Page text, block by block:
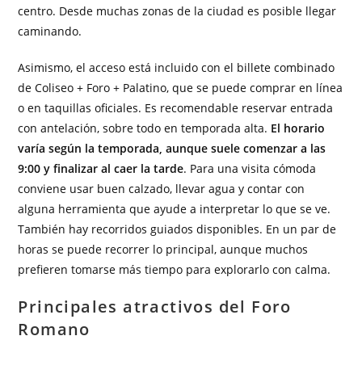
centro. Desde muchas zonas de la ciudad es posible llegar
caminando.
Asimismo, el acceso está incluido con el billete combinado
de Coliseo + Foro + Palatino, que se puede comprar en línea
o en taquillas oficiales. Es recomendable reservar entrada
con antelación, sobre todo en temporada alta. El horario
varía según la temporada, aunque suele comenzar a las
9:00 y finalizar al caer la tarde. Para una visita cómoda
conviene usar buen calzado, llevar agua y contar con
alguna herramienta que ayude a interpretar lo que se ve.
También hay recorridos guiados disponibles. En un par de
horas se puede recorrer lo principal, aunque muchos
prefieren tomarse más tiempo para explorarlo con calma.
Principales atractivos del Foro
Romano